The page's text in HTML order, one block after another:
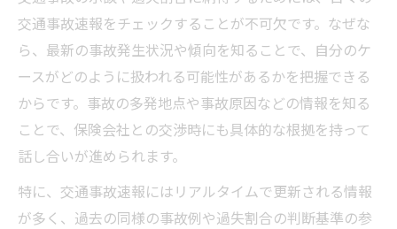
交通事故速報をチェックすることが不可欠です。なぜな
ら、最新の事故発生状況や傾向を知ることで、自分のケ
ースがどのように扱われる可能性があるかを把握できる
からです。事故の多発地点や事故原因などの情報を知る
ことで、保険会社との交渉時にも具体的な根拠を持って
話し合いが進められます。
特に、交通事故速報にはリアルタイムで更新される情報
が多く、過去の同様の事故例や過失割合の判断基準の参